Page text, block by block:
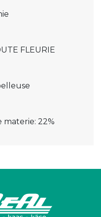
FLEURIE
22%